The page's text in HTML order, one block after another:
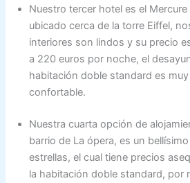
Nuestro tercer hotel es el
ubicado cerca de la torre Eiffel,
interiores son lindos y su precio
a 220 euros por noche, el
habitación doble standard es
confortable.
Nuestra cuarta opción de
barrio de La ópera, es un
estrellas, el cual tiene precios
la habitación doble standard, por